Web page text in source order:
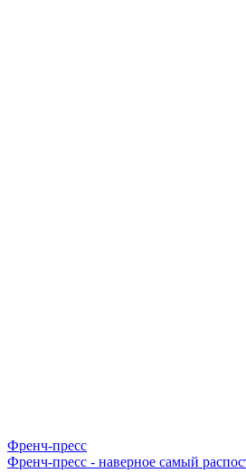
Френч-пресс
Френч-пресс - наверное самый